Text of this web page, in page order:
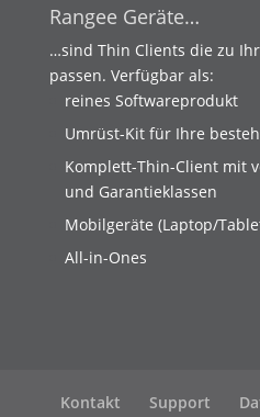
Rangee Geräte…
…sind Thin Clients die zu
passen. Verfügbar als:
reines Softwareprodukt
Umrüst-Kit für Ihre
Komplett-Thin-Client mit
und Garantieklassen
Mobilgeräte (Laptop/
All-in-Ones
Kontakt Support